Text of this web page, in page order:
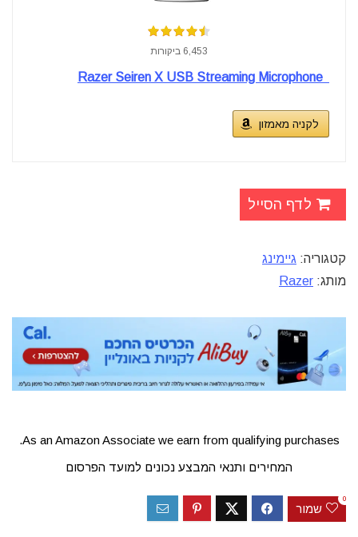
6,453 ביקורות
לקניה מאמזון
לדף הסייל
קטגוריה: גיימינג
מותג: Razer
As an Amazon Associate we earn from qualifying purchases.
המחירים ותנאי המבצע נכונים למועד הפרסום
שמור
0